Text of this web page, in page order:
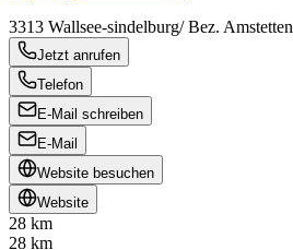
3313 Wallsee-sindelburg/ Bez. Amstetten
Jetzt anrufen
Telefon
E-Mail schreiben
E-Mail
Website besuchen
Website
28 km
28 km